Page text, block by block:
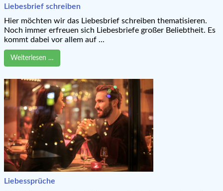
Liebesbrief schreiben
Hier möchten wir das Liebesbrief schreiben thematisieren.
Noch immer erfreuen sich Liebesbriefe großer Beliebtheit. Es
kommt dabei vor allem auf ...
Weiterlesen …
Liebessprüche